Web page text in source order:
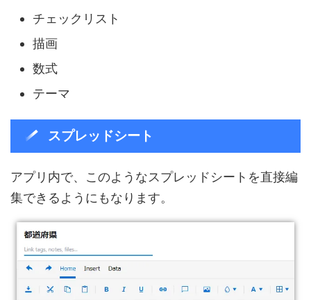
チェックリスト
描画
数式
テーマ
スプレッドシート
アプリ内で、このようなスプレッドシートを直接編
集できるようにもなります。